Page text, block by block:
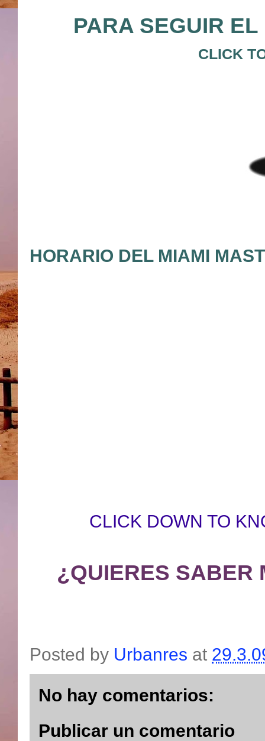
PARA SEGUIR
CLICK
HORARIO DEL MIAMI
CLICK DOWN TO
¿QUIERES SABER
Posted by Urbanres at
No hay comentarios:
Publicar un comentario